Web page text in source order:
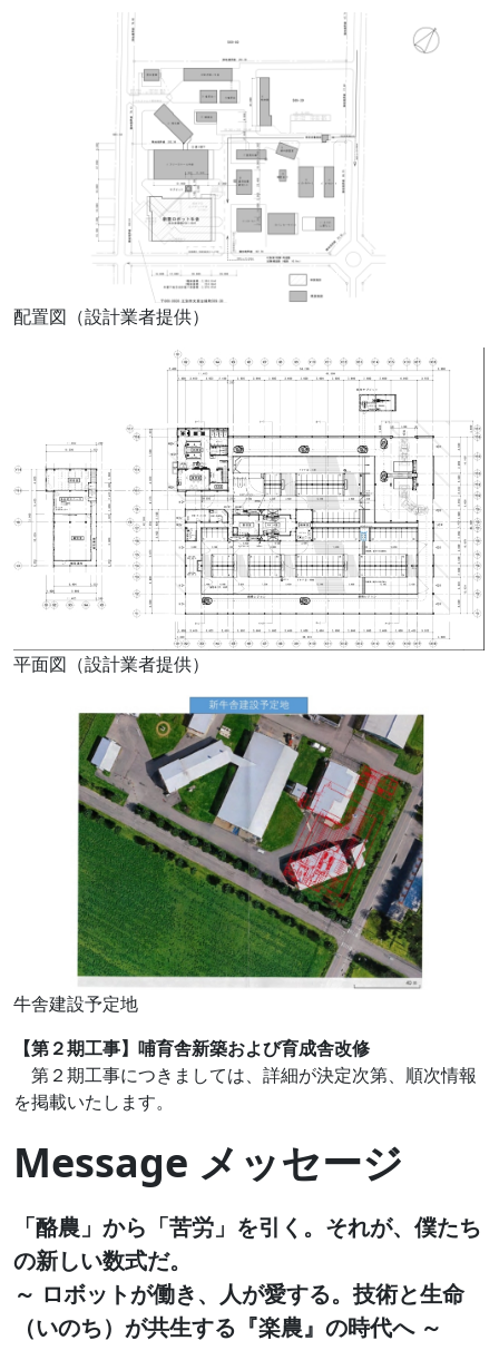
配置図（設計業者提供）
平面図（設計業者提供）
牛舎建設予定地
【第２期工事】哺育舎新築および育成舎改修
第２期工事につきましては、詳細が決定次第、順次情報
を掲載いたします。
Message メッセージ
「酪農」から「苦労」を引く。それが、僕たち
の新しい数式だ。
～ ロボットが働き、人が愛する。技術と生命
（いのち）が共生する『楽農』の時代へ ～